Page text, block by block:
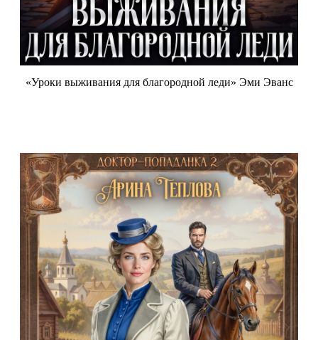
«Уроки выживания для благородной леди» Эми Эванс